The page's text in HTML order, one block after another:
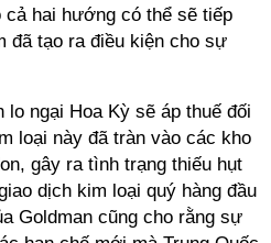
cả hai hướng có thể sẽ tiếp
đã tạo ra điều kiện cho sự
lo ngại Hoa Kỳ sẽ áp thuế đối
loại này đã tràn vào các kho
gây ra tình trạng thiếu hụt
dịch kim loại quý hàng đầu
Goldman cũng cho rằng sự